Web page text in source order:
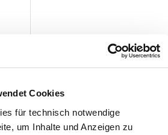
Cookies
für technisch notwendige
um Inhalte und Anzeigen zu